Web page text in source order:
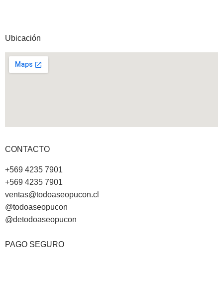
Ubicación
CONTACTO
+569 4235 7901
+569 4235 7901
ventas@todoaseopucon.cl
@todoaseopucon
@detodoaseopucon
PAGO SEGURO